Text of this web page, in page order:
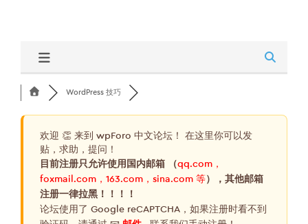
WordPress 技巧
欢迎 👏 来到 wpForo 中文论坛！ 在这里你可以发
贴，求助，提问！
目前注册只允许使用国内邮箱 （qq.com，
foxmail.com，163.com，sina.com 等），其他邮箱
注册一律拉黑！！！！
论坛使用了 Google reCAPTCHA，如果注册时看不到